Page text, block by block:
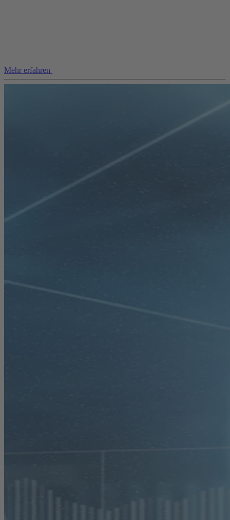
Mehr erfahren